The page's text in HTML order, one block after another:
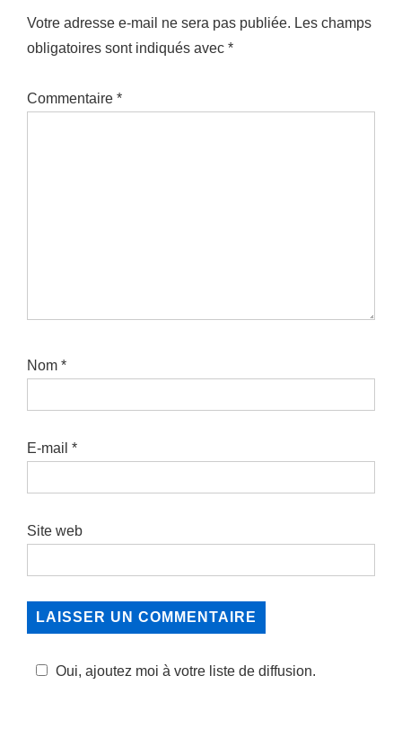
Votre adresse e-mail ne sera pas publiée. Les champs
obligatoires sont indiqués avec *
Commentaire *
Nom *
E-mail *
Site web
Oui, ajoutez moi à votre liste de diffusion.